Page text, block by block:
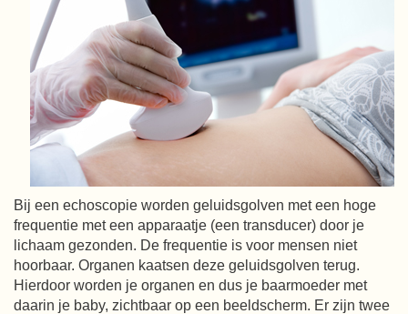
Bij een echoscopie worden geluidsgolven met een hoge
frequentie met een apparaatje (een transducer) door je
lichaam gezonden. De frequentie is voor mensen niet
hoorbaar. Organen kaatsen deze geluidsgolven terug.
Hierdoor worden je organen en dus je baarmoeder met
daarin je baby, zichtbaar op een beeldscherm. Er zijn twee